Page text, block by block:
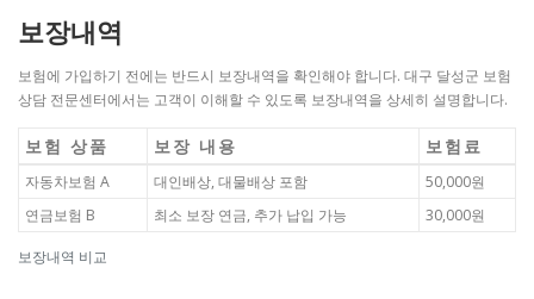
보장내역
보험에 가입하기 전에는 반드시 보장내역을 확인해야 합니다. 대구 달성군 보험
상담 전문센터에서는 고객이 이해할 수 있도록 보장내역을 상세히 설명합니다.
보장내역 비교
보험 상품 보장 내용 보험료
자동차보험 A 대인배상, 대물배상 포함
50,000원
연금보험 B
최소 보장 연금, 추가 납입 가능 30,000원